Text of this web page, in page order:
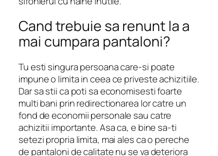
Cand trebuie sa renunt la a
mai cumpara pantaloni?
Tu esti singura persoana care-si poate
impune o limita in ceea ce priveste achizitiile.
Dar sa stii ca poti sa economisesti foarte
multi bani prin redirectionarea lor catre un
fond de economii personale sau catre
achizitii importante. Asa ca, e bine sa-ti
setezi propria limita, mai ales ca o pereche
de pantaloni de calitate nu se va deteriora